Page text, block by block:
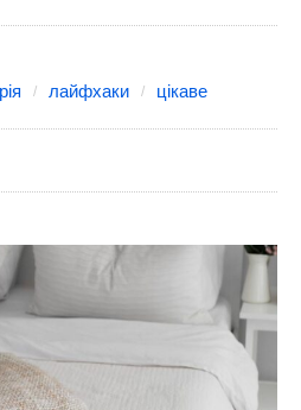
лайфхаки цікаве